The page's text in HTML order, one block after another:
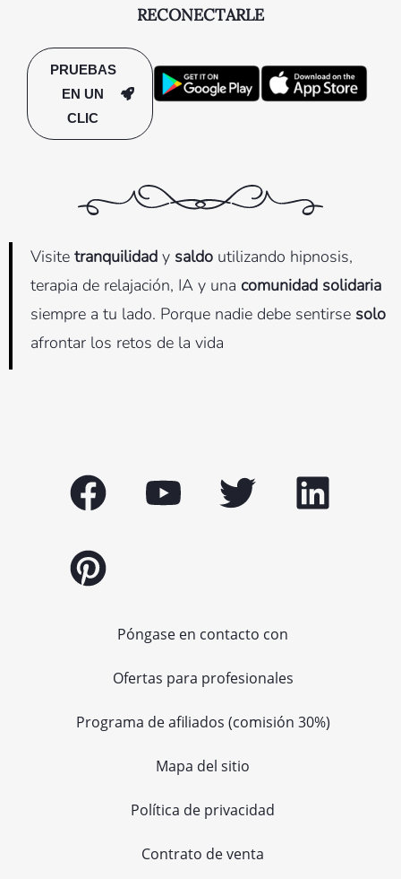
RECONECTARLE
PRUEBAS
EN UN
CLIC
Visite tranquilidad y saldo utilizando hipnosis,
terapia de relajación, IA y una comunidad solidaria
siempre a tu lado. Porque nadie debe sentirse solo
afrontar los retos de la vida
Póngase en contacto con
Ofertas para profesionales
Programa de afiliados (comisión 30%)
Mapa del sitio
Política de privacidad
Contrato de venta